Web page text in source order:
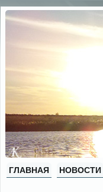
ГЛАВНАЯ НОВОСТИ